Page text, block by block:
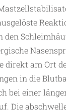
den
direkt am Ort
in die
bei einer
Die